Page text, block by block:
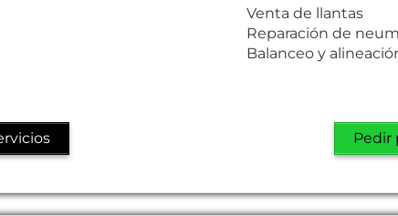
Venta de llantas
Reparación de
Balanceo y
Pedir